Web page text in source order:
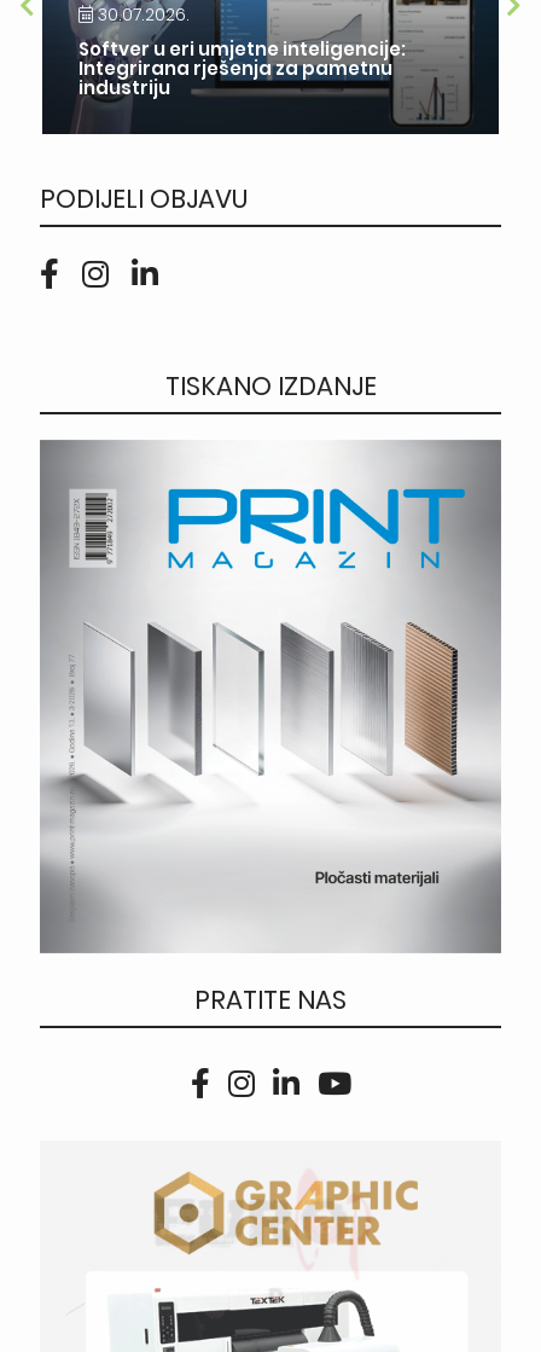
30.07.2026.
Softver u eri umjetne inteligencije:
Integrirana rješenja za pametnu
industriju
PODIJELI OBJAVU
TISKANO IZDANJE
PRATITE NAS